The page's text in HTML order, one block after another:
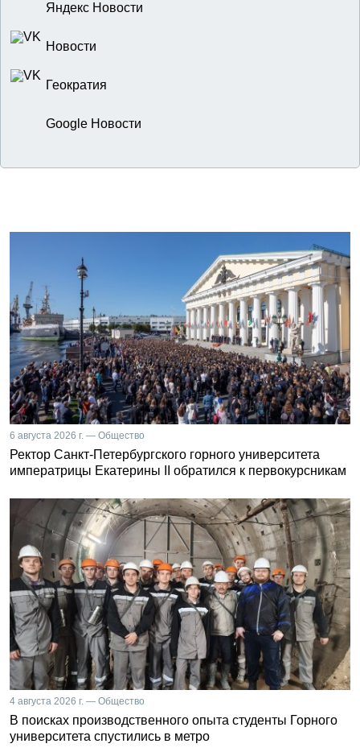
Яндекс Новости
Новости
Геократия
Google Новости
6 августа 2026 г. — Общество
Ректор Санкт-Петербургского горного университета
императрицы Екатерины II обратился к первокурсникам
4 августа 2026 г. — Общество
В поисках производственного опыта студенты Горного
университета спустились в метро